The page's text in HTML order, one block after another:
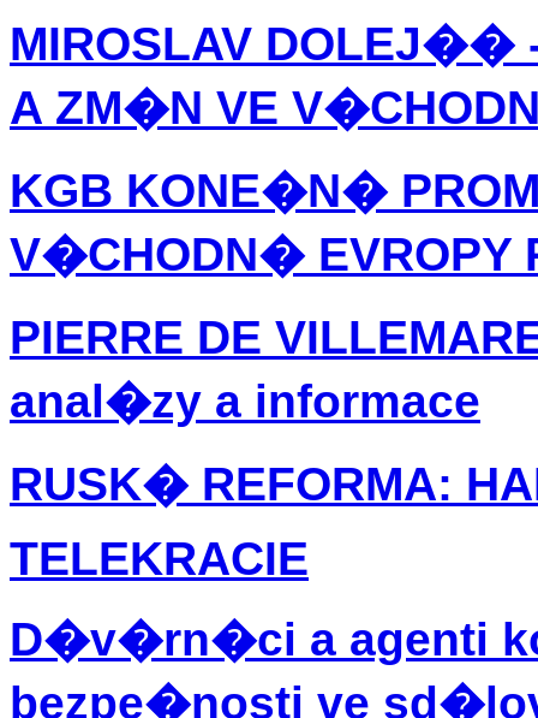
MIROSLAV DOLEJ��
A ZM�N VE
KGB KONE�N�
V�CHODN� EVROPY
PIERRE DE
anal�zy a informace
RUSK� REFORMA:
TELEKRACIE
D�v�rn�ci a agenti
bezpe�nosti ve